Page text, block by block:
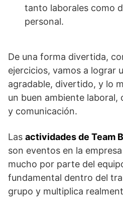
tanto laborales como
personal.
De una forma divertida,
ejercicios, vamos a lograr
agradable, divertido, y lo
un buen ambiente
y comunicación.
Las actividades de Team
son eventos en la
mucho por parte del
fundamental dentro del
grupo y multiplica